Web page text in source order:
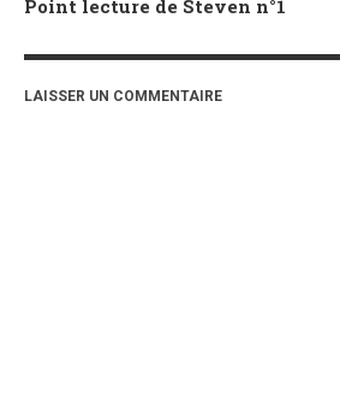
Point lecture de Steven n°1
LAISSER UN COMMENTAIRE